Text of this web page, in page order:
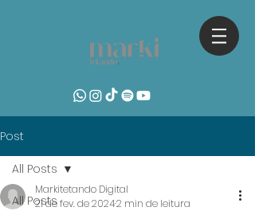
Post
All Posts
All Posts
Markitetando Digital
21 de fev. de 20242 min de leitura